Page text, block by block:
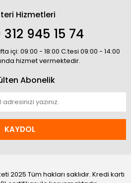
Hizmetleri
945 15 74
içi: 09:00 - 18:00 C.tesi 09:00 - 14:00
hizmet vermektedir.
Abonelik
KAYDOL
2025 Tüm hakları saklıdır. Kredi kartı